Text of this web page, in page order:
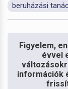
beruházási
Figyelem,
évvel
információk